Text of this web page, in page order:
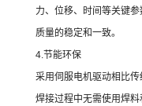
力、位移、时间等关键
质量的稳定和一致。
4.节能环保
采用伺服电机驱动相比
焊接过程中无需使用焊料